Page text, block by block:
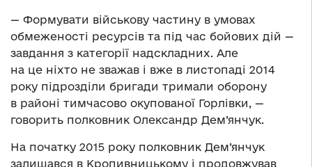
— Формувати військову частину в умовах
обмеженості ресурсів та під час бойових дій —
завдання з категорії надскладних. Але
на це ніхто не зважав і вже в листопаді 2014
року підрозділи бригади тримали оборону
в районі тимчасово окупованої Горлівки, —
говорить полковник Олександр Дем’янчук.
На початку 2015 року полковник Дем’янчук
залишався в Кропивницькому і продовжував